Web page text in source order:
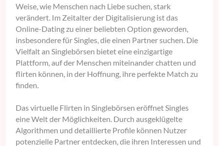
Weise, wie Menschen nach Liebe suchen, stark
verändert. Im Zeitalter der Digitalisierung ist das
Online-Dating zu einer beliebten Option geworden,
insbesondere für Singles, die einen Partner suchen. Die
Vielfalt an Singlebörsen bietet eine einzigartige
Plattform, auf der Menschen miteinander chatten und
flirten können, in der Hoffnung, ihre perfekte Match zu
finden.
Das virtuelle Flirten in Singlebörsen eröffnet Singles
eine Welt der Möglichkeiten. Durch ausgeklügelte
Algorithmen und detaillierte Profile können Nutzer
potenzielle Partner entdecken, die ihren Interessen und